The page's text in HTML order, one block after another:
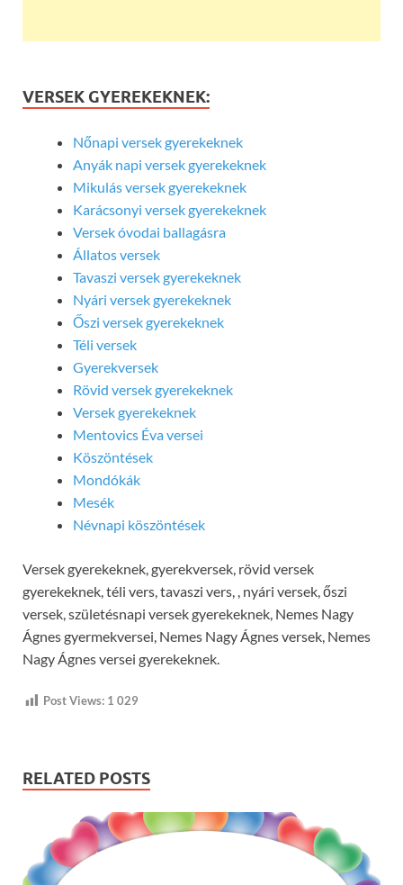
VERSEK GYEREKEKNEK:
Nőnapi versek gyerekeknek
Anyák napi versek gyerekeknek
Mikulás versek gyerekeknek
Karácsonyi versek gyerekeknek
Versek óvodai ballagásra
Állatos versek
Tavaszi versek gyerekeknek
Nyári versek gyerekeknek
Őszi versek gyerekeknek
Téli versek
Gyerekversek
Rövid versek gyerekeknek
Versek gyerekeknek
Mentovics Éva versei
Köszöntések
Mondókák
Mesék
Névnapi köszöntések
Versek gyerekeknek, gyerekversek, rövid versek
gyerekeknek, téli vers, tavaszi vers, , nyári versek, őszi
versek, születésnapi versek gyerekeknek, Nemes Nagy
Ágnes gyermekversei, Nemes Nagy Ágnes versek, Nemes
Nagy Ágnes versei gyerekeknek.
Post Views: 1 029
RELATED POSTS